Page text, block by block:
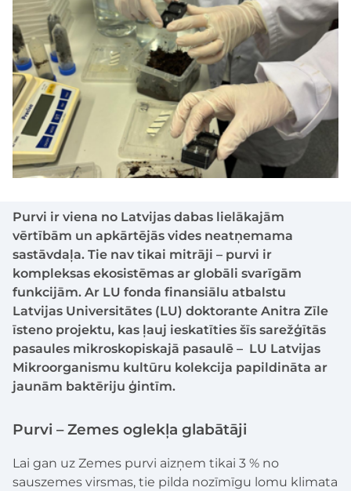
Purvi ir viena no Latvijas dabas lielākajām
vērtībām un apkārtējās vides neatņemama
sastāvdaļa. Tie nav tikai mitrāji – purvi ir
kompleksas ekosistēmas ar globāli svarīgām
funkcijām. Ar LU fonda finansiālu atbalstu
Latvijas Universitātes (LU) doktorante Anitra Zīle
īsteno projektu, kas ļauj ieskatīties šīs sarežģītās
pasaules mikroskopiskajā pasaulē – LU Latvijas
Mikroorganismu kultūru kolekcija papildināta ar
jaunām baktēriju ģintīm.
Purvi – Zemes oglekļa glabātāji
Lai gan uz Zemes purvi aizņem tikai 3 % no
sauszemes virsmas, tie pilda nozīmīgu lomu klimata